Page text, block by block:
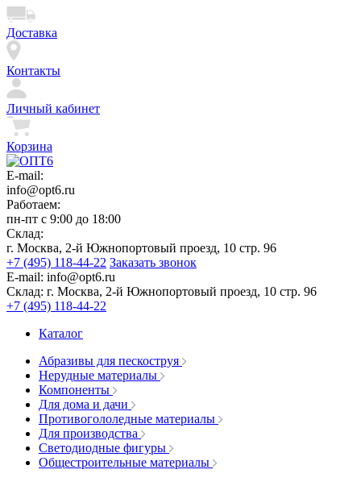
Доставка
Контакты
Личный кабинет
Корзина
E-mail:
info@opt6.ru
Работаем:
пн-пт с 9:00 до 18:00
Склад:
г. Москва, 2-й Южнопортовый проезд, 10 стр. 96
+7 (495) 118-44-22 Заказать звонок
E-mail: info@opt6.ru
Склад: г. Москва, 2-й Южнопортовый проезд, 10 стр. 96
+7 (495) 118-44-22
Каталог
Абразивы для пескоструя
Нерудные материалы
Компоненты
Для дома и дачи
Противогололедные материалы
Для производства
Светодиодные фигуры
Общестроительные материалы